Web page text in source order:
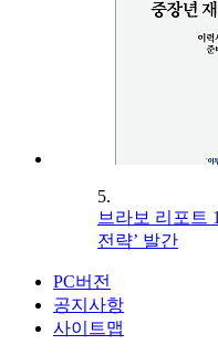
5.
브라보 리포트
전략’ 발간
PC버전
공지사항
사이트맵